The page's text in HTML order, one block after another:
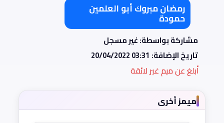
رمضان مبروك أبو العلمين
حمودة
مشاركة بواسطة: غير مسجل
تاريخ الإضافة: 20/04/2022 03:31
أبلغ عن ميم غير لائقة
ميمز أخرى